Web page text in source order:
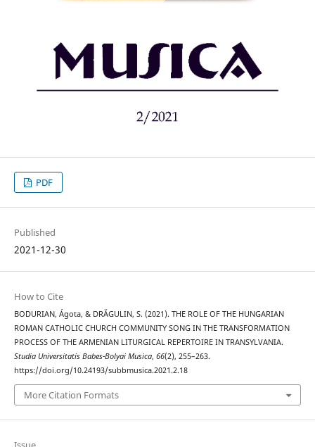
PDF
Published
2021-12-30
How to Cite
BODURIAN, Ágota, & DRĂGULIN, S. (2021). THE ROLE OF THE HUNGARIAN
ROMAN CATHOLIC CHURCH COMMUNITY SONG IN THE TRANSFORMATION
PROCESS OF THE ARMENIAN LITURGICAL REPERTOIRE IN TRANSYLVANIA.
Studia Universitatis Babes-Bolyai Musica, 66(2), 255–263.
https://doi.org/10.24193/subbmusica.2021.2.18
More Citation Formats